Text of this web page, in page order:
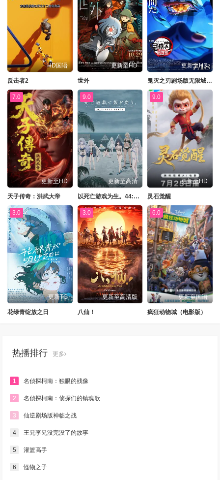
HD国语
反击者2
更新至HD
世外
更新至HD
鬼灭之刃剧场版无限城篇第一章猗窝座再来
7.0
更新至HD
天子传奇：洪武大帝
9.0
更新至高清
以死亡游戏为生。44:CLOUDYBEACH
9.0
更新至HD
灵石觉醒
3.0
更新TC
花绿青绽放之日
3.0
更新至高清版
八仙！
6.0
更新至国语
疯狂动物城（电影版）
热播排行 更多
1 名侦探柯南：独眼的残像
2 名侦探柯南：侦探们的镇魂歌
3 仙逆剧场版神临之战
4 王兄李兄没完没了的故事
5 灌篮高手
6 怪物之子